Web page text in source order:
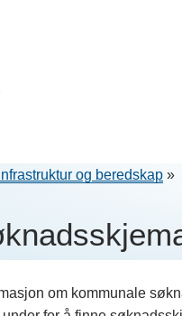
og beredskap »
om kommunale